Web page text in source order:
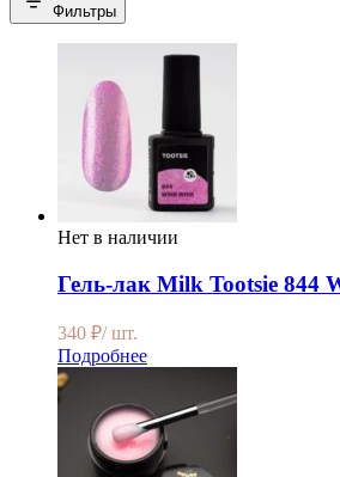
Фильтры
Нет в наличии
Гель-лак Milk Tootsie 844
340 ₽/ шт.
Подробнее